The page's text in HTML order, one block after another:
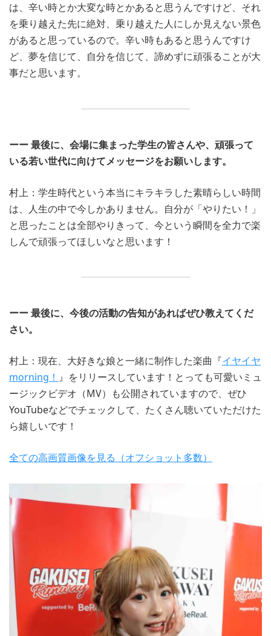
は、辛い時とか大変な時とかあると思うんですけど、それ
を乗り越えた先に絶対、乗り越えた人にしか見えない景色
があると思っているので。辛い時もあると思うんですけ
ど、夢を信じて、自分を信じて、諦めずに頑張ることが大
事だと思います。
ーー 最後に、会場に集まった学生の皆さんや、頑張って
いる若い世代に向けてメッセージをお願いします。
村上：学生時代という本当にキラキラした素晴らしい時間
は、人生の中で今しかありません。自分が「やりたい！」
と思ったことは全部やりきって、今という瞬間を全力で楽
しんで頑張ってほしいなと思います！
ーー 最後に、今後の活動の告知があればぜひ教えてくだ
さい。
村上：現在、大好きな娘と一緒に制作した楽曲『イヤイヤ
morning！ 』をリリースしています！とっても可愛いミュ
ージックビデオ（MV）も公開されていますので、ぜひ
YouTubeなどでチェックして、たくさん聴いていただけた
ら嬉しいです！
全ての高画質画像を見る（オフショット多数）